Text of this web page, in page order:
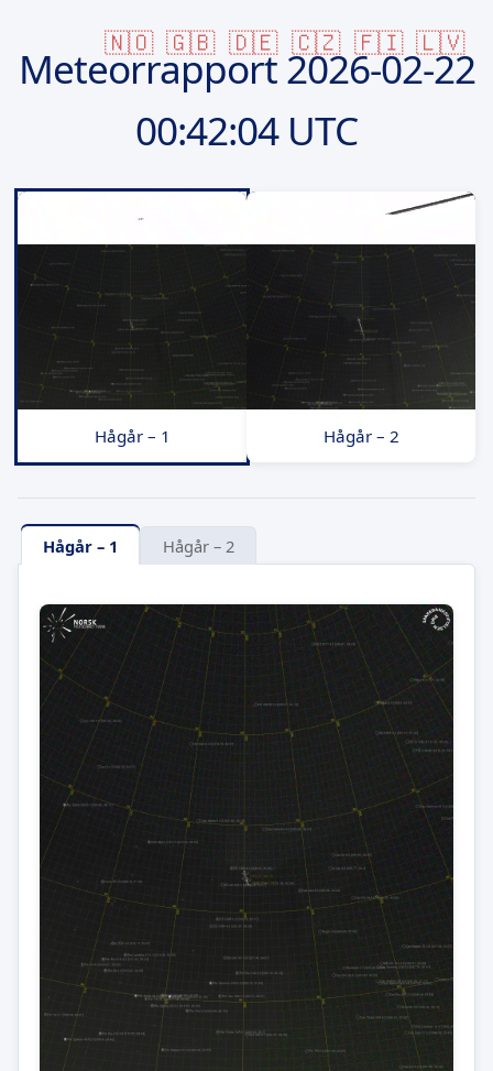
🇳🇴 🇬🇧 🇩🇪 🇨🇿 🇫🇮 🇱🇻
Meteorrapport2026-02-22
00:42:04 UTC
Hågår – 1 Hågår – 2
Hågår – 1 Hågår – 2